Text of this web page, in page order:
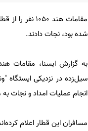
مقامات هند
شده بود، نجات دادند.
به گزارش ایسنا، مقامات
سیل‌زده در نزدیکی ایستگاه
انجام عملیات امداد و نجات
مسافران این قطار اعلام کرده‌اند که برای ۱۵ ساعت بدون هیچ‌گونه آب و غذایی